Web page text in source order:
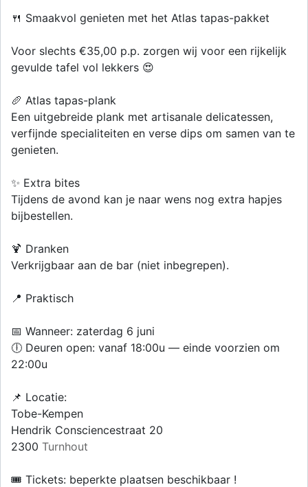
🍴 Smaakvol genieten met het Atlas tapas-pakket
Voor slechts €35,00 p.p. zorgen wij voor een rijkelijk
gevulde tafel vol lekkers 😍
🥖 Atlas tapas-plank
Een uitgebreide plank met artisanale delicatessen,
verfijnde specialiteiten en verse dips om samen van te
genieten.
✨ Extra bites
Tijdens de avond kan je naar wens nog extra hapjes
bijbestellen.
🍹 Dranken
Verkrijgbaar aan de bar (niet inbegrepen).
📍 Praktisch
📅 Wanneer: zaterdag 6 juni
🕕 Deuren open: vanaf 18:00u — einde voorzien om
22:00u
📌 Locatie:
Tobe-Kempen
Hendrik Consciencestraat 20
2300 Turnhout
🎟️ Tickets: beperkte plaatsen beschikbaar !